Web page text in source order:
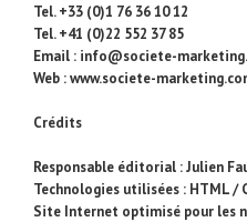
Tel. +33 (0)1 76 36 10 12
Tel. +41 (0)22 552 37 85
Email : info@societe-
Web :www.societe-
Crédits
Responsable éditorial : Julien
Technologies utilisées : HTML /
Site Internet optimisé pour les